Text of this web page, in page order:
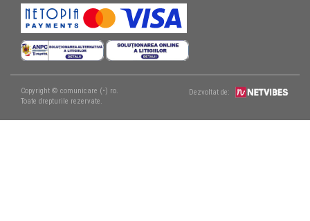
Copyright © comunicare (•) ro.
Toate drepturile rezervate.
Dezvoltat de: